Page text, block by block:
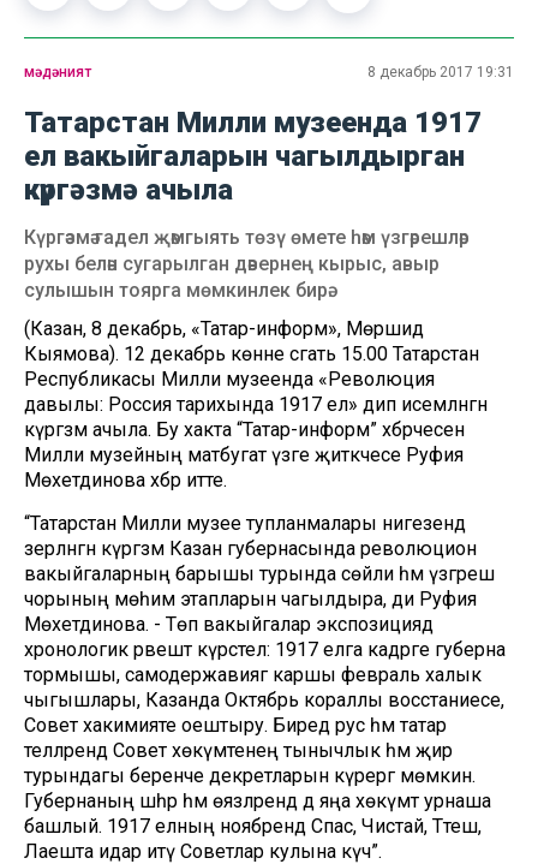
мәдәният 8 декабрь 2017 19:31
Татарстан Милли музеенда 1917
ел вакыйгаларын чагылдырган
күргәзмә ачыла
Күргәзмә гадел җәмгыять төзү өмете һәм үзгәрешләр
рухы белән сугарылган дәвернең кырыс, авыр
сулышын тоярга мөмкинлек бирә.
(Казан, 8 декабрь, «Татар-информ», Мөршидә
Кыямова). 12 декабрь көнне сәгать 15.00 Татарстан
Республикасы Милли музеенда «Революция
давылы: Россия тарихында 1917 ел» дип исемләнгән
күргәзмә ачыла. Бу хакта “Татар-информ” хәбәрчесенә
Милли музейның матбугат үзәге җитәкчесе Руфия
Мөхетдинова хәбәр итте.
“Татарстан Милли музее тупланмалары нигезендә
әзерләнгән күргәзмә Казан губернасында революцион
вакыйгаларның барышы турында сөйли һәм үзгәреш
чорының мөһим этапларын чагылдыра, ди Руфия
Мөхетдинова. - Төп вакыйгалар экспозициядә
хронологик рәвештә күрсәтелә: 1917 елга кадәрге губерна
тормышы, самодержавиягә каршы февраль халык
чыгышлары, Казанда Октябрь кораллы восстаниесе,
Совет хакимияте оештыру. Биредә рус һәм татар
телләрендә Совет хөкүмәтенең тынычлык һәм җир
турындагы беренче декретларын күрергә мөмкин.
Губернаның шәһәр һәм өязләрендә дә яңа хөкүмәт урнаша
башлый. 1917 елның ноябрендә Спас, Чистай, Тәтеш,
Лаешта идарә итү Советлар кулына күчә”.